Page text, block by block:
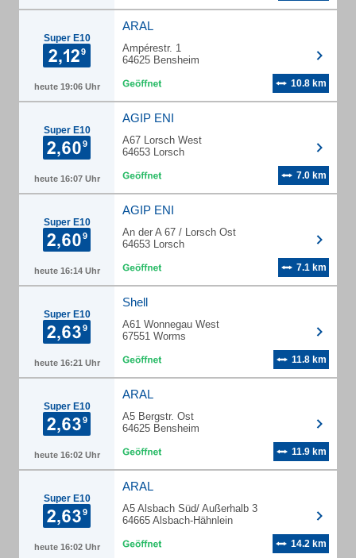
Super E10
heute 19:06 Uhr
ARAL
Ampérestr. 1
64625 Bensheim
10.8 km
Super E10
heute 16:07 Uhr
AGIP ENI
A67 Lorsch West
64653 Lorsch
7.0 km
Super E10
heute 16:14 Uhr
AGIP ENI
An der A 67 / Lorsch Ost
64653 Lorsch
7.1 km
Super E10
heute 16:21 Uhr
Shell
A61 Wonnegau West
67551 Worms
11.8 km
Super E10
heute 16:02 Uhr
ARAL
A5 Bergstr. Ost
64625 Bensheim
11.9 km
Super E10
heute 16:02 Uhr
ARAL
A5 Alsbach Süd/ Außerhalb 3
64665 Alsbach-Hähnlein
14.2 km